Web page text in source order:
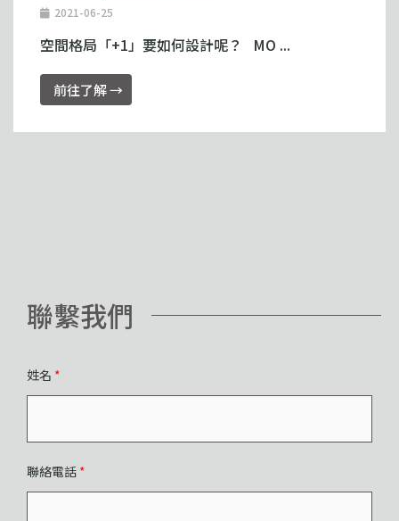
2021-06-25
空間格局「+1」要如何設計呢？ MO ...
前往了解 →
聯繫我們
姓名 *
聯絡電話 *